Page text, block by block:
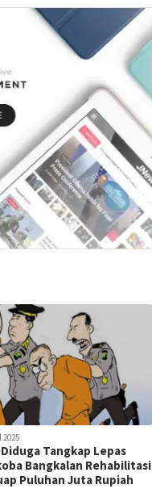
2025
Tangkap Lepas
Bangkalan Rehabilitasi
Puluhan Juta Rupiah